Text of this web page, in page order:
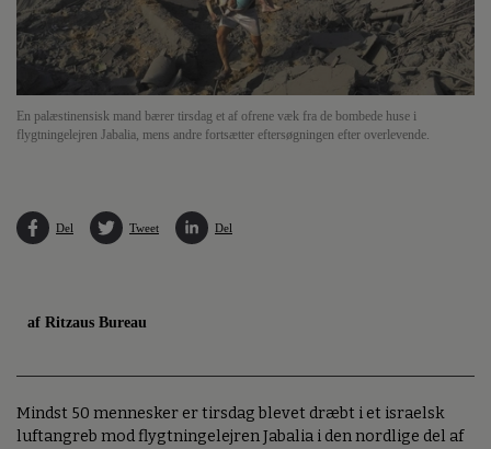
En palæstinensisk mand bærer tirsdag et af ofrene væk fra de bombede huse i
flygtningelejren Jabalia, mens andre fortsætter eftersøgningen efter overlevende.
Del Tweet Del
af Ritzaus Bureau
Mindst 50 mennesker er tirsdag blevet dræbt i et israelsk
luftangreb mod flygtningelejren Jabalia i den nordlige del af